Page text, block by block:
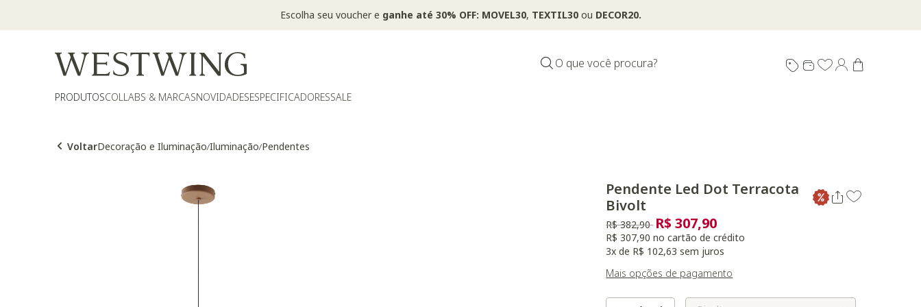
Escolha seu voucher e ganhe até 30% OFF: MOVEL30, TEXTIL30 ou DECOR20.
O que você procura?
PRODUTOSCOLLABS & MARCASNOVIDADESESPECIFICADORESSALE
VoltarDecoração e Iluminação/Iluminação/Pendentes
Pendente Led Dot Terracota
Bivolt
Preço reduzido de
R$ 382,90 para
R$ 307,90
R$ 307,90 no cartão de crédito
3x de R$ 102,63 sem juros
Mais opções de pagamento
Selecione o Tamanho